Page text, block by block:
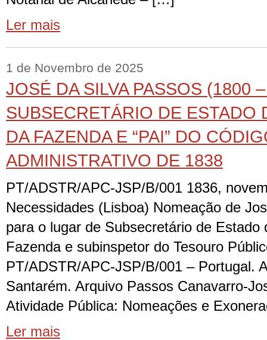
Ler mais
1 de Novembro de 2025
JOSÉ DA SILVA PASSOS (1800
SUBSECRETÁRIO DE ESTADO
DA FAZENDA E “PAI” DO
ADMINISTRATIVO DE 1838
PT/ADSTR/APC-JSP/B/001 1836,
Necessidades (Lisboa) Nomeação de
para o lugar de Subsecretário de Estado
Fazenda e subinspetor do Tesouro
PT/ADSTR/APC-JSP/B/001 – Portugal.
Santarém. Arquivo Passos Canavarro-
Atividade Pública: Nomeações e
Ler mais